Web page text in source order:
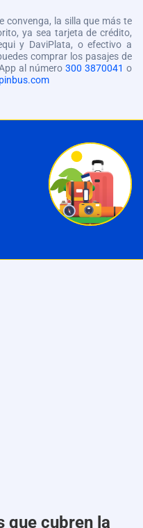
convenga, la silla que más te
ya sea tarjeta de crédito,
y DaviPlata, o efectivo a
comprar los pasajes de
al número 300 3870041 o
que cubren la